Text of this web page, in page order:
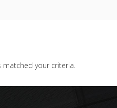
matched your criteria.